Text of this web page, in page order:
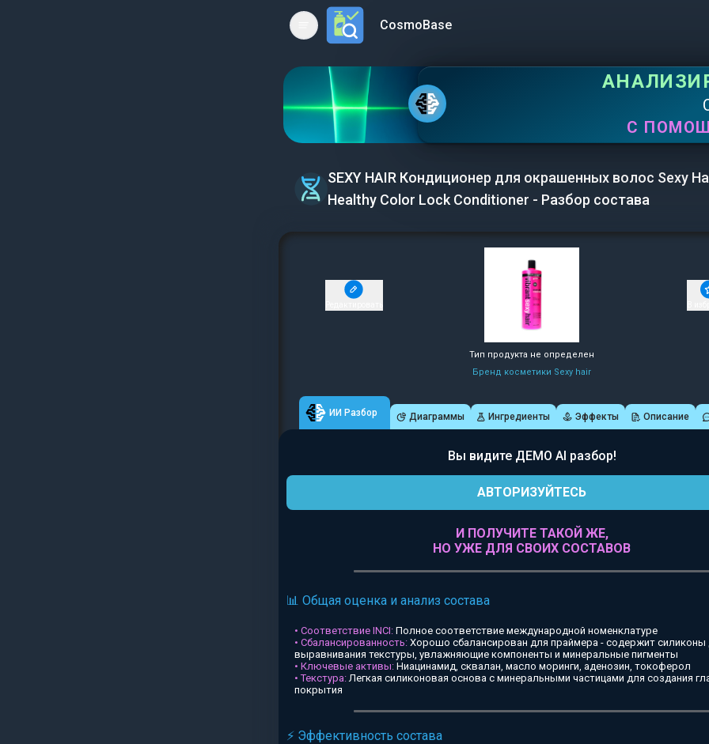
Open main menuCosmoBase
С
SEXY HAIR Кондиционер для окрашенных волос Sexy
Healthy Color Lock Conditioner - Разбор состава
Тип продукта не определен
Бренд косметики Sexy hair
ИИ Разбор Диаграммы Ингредиенты Эффекты Описание
Вы видите ДЕМО AI разбор!
АВТОРИЗУЙТЕСЬ
И ПОЛУЧИТЕ ТАКОЙ ЖЕ,
НО УЖЕ ДЛЯ СВОИХ СОСТАВОВ
📊 Общая оценка и анализ состава
• Соответствие INCI: Полное соответствие международной номенклатуре
• Сбалансированность: Хорошо сбалансирован для праймера - содержит силиконы
выравнивания текстуры, увлажняющие компоненты и минеральные пигменты
• Ключевые активы: Ниацинамид, сквалан, масло моринги, аденозин, токоферол
• Текстура:Легкая силиконовая основа с минеральными частицами для создания
покрытия
⚡ Эффективность состава